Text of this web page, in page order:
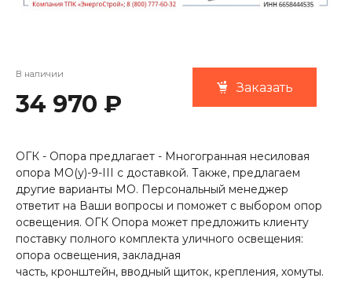
В наличии
34 970 ₽
Заказать
ОГК - Опора предлагает - Многогранная несиловая
опора МО(у)-9-III с доставкой. Также, предлагаем
другие варианты МО. Персональный менеджер
ответит на Ваши вопросы и поможет с выбором опор
освещения. ОГК Опора может предложить клиенту
поставку полного комплекта уличного освещения:
опора освещения, закладная
часть, кронштейн, вводный щиток, крепления, хомуты.